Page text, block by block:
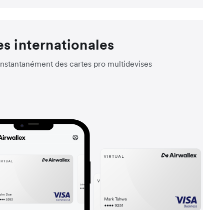
internationales
des cartes pro multidevises